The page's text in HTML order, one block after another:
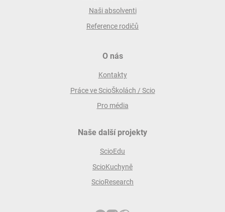
Naši absolventi
Reference rodičů
O nás
Kontakty
Práce ve ScioŠkolách / Scio
Pro média
Naše další projekty
ScioEdu
ScioKuchyně
ScioResearch